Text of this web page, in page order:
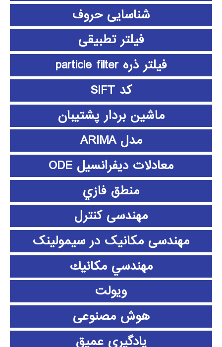
شناسایی حروف
فیلتر تطبیقی
فیلتر ذره particle filter
کد SIFT
ماشین بردار پشتیبان
مدل ARIMA
معادلات دیفرانسیل ODE
منطق فازي
مهندسی کنترل
مهندسی مکانیک در سیمولینک
مهندسي مكانيك
ویولت
هوش مصنوعی
یادگیری عمیق